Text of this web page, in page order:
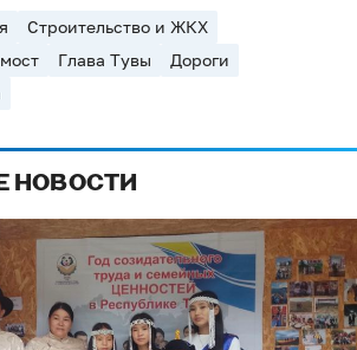
Строительство и ЖКХ
мост Глава Тувы
Дороги
НОВОСТИ